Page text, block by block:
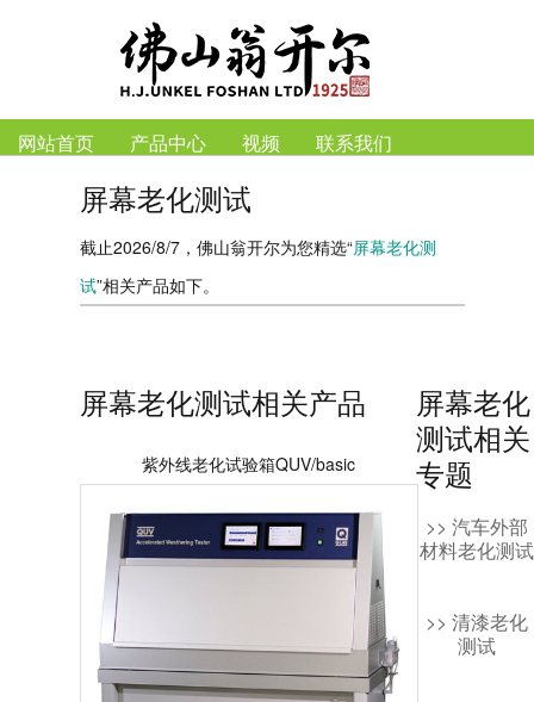
网站首页 产品中心 视频 联系我们
屏幕老化测试
截止2026/8/7，佛山翁开尔为您精选“屏幕老化测
试”相关产品如下。
屏幕老化测试相关产品
紫外线老化试验箱QUV/basic
屏幕老化
测试相关
专题
>> 汽车外部
材料老化测试
>> 清漆老化
测试